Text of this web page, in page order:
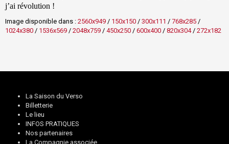
j’ai révolution !
Image disponible dans : 2560x949 / 150x150 / 300x111 / 768x285 /
1024x380 / 1536x569 / 2048x759 / 450x250 / 600x400 / 820x304/ 272x182
La Saison du Verso
Billetterie
Le lieu
INFOS PRATIQUES
Nos partenaires
La Compagnie associée